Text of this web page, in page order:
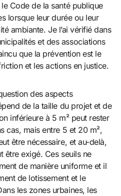
Code de la santé publique
lorsque leur durée ou leur
ambiante. Je l’ai vérifié dans
et des associations
que la prévention est le
et les actions en justice.
des aspects
de la taille du projet et de
inférieure à 5 m² peut rester
cas, mais entre 5 et 20 m²,
être nécessaire, et au-delà,
être exigé. Ces seuils ne
de manière uniforme et il
de lotissement et le
les zones urbaines, les